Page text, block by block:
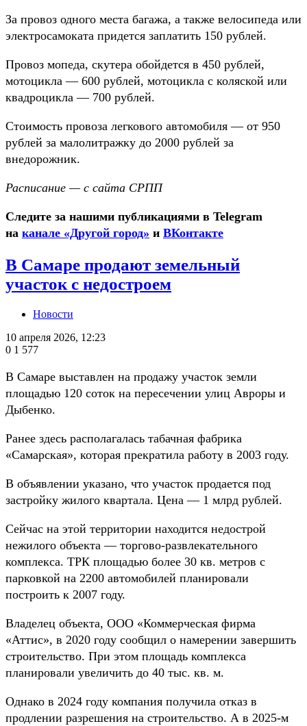
За провоз одного места багажа, а также велосипеда или
электросамоката придется заплатить 150 рублей.
Провоз мопеда, скутера обойдется в 450 рублей,
мотоцикла — 600 рублей, мотоцикла с коляской или
квадроцикла — 700 рублей.
Стоимость провоза легкового автомобиля — от 950
рублей за малолитражку до 2000 рублей за
внедорожник.
Расписание — с сайта СРПП
Следите за нашими публикациями в Telegram
на канале «Другой город» и ВКонтакте
В Самаре продают земельный
участок с недостроем
Новости
10 апреля 2026, 12:23
0 1 577
В Самаре выставлен на продажу участок земли
площадью 120 соток на пересечении улиц Авроры и
Дыбенко.
Ранее здесь располагалась табачная фабрика
«Самарская», которая прекратила работу в 2003 году.
В объявлении указано, что участок продается под
застройку жилого квартала. Цена — 1 млрд рублей.
Сейчас на этой территории находится недострой
нежилого объекта — торгово-развлекательного
комплекса. ТРК площадью более 30 кв. метров с
парковкой на 2200 автомобилей планировали
построить к 2007 году.
Владелец объекта, ООО «Коммерческая фирма
«Аттис», в 2020 году сообщил о намерении завершить
строительство. При этом площадь комплекса
планировали увеличить до 40 тыс. кв. м.
Однако в 2024 году компания получила отказ в
продлении разрешения на строительство. А в 2025-м